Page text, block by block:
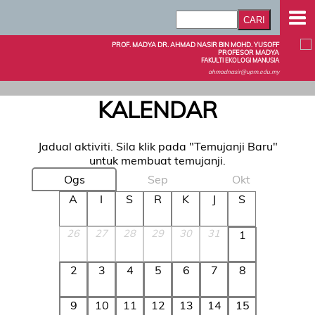
PROF. MADYA DR. AHMAD NASIR BIN MOHD. YUSOFF
PROFESOR MADYA
FAKULTI EKOLOGI MANUSIA
ahmadnasir@upm.edu.my
KALENDAR
Jadual aktiviti. Sila klik pada "Temujanji Baru"
untuk membuat temujanji.
Ogs
Sep
Okt
A
I S R K J S
26 27 28 29 30 31 1
2 3 4 5 6 7 8
9 10 11 12 13 14 15